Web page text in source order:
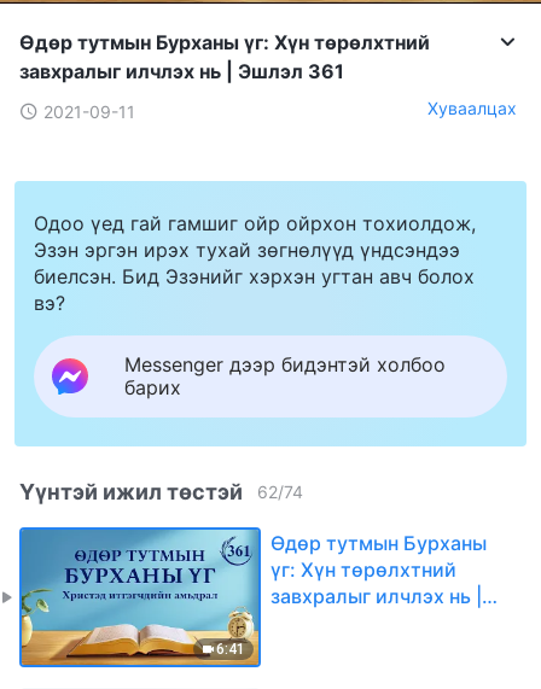
Өдөр тутмын Бурханы үг: Хүн төрөлхтний
завхралыг илчлэх нь | Эшлэл 361
2021-09-11 Хуваалцах
Одоо үед гай гамшиг ойр ойрхон тохиолдож,
Эзэн эргэн ирэх тухай зөгнөлүүд үндсэндээ
биелсэн. Бид Эзэнийг хэрхэн угтан авч болох
вэ?
Messenger дээр бидэнтэй холбоо
барих
Үүнтэй ижил төстэй 62/74
6:41
Өдөр тутмын Бурханы
үг: Хүн төрөлхтний
завхралыг илчлэх нь |